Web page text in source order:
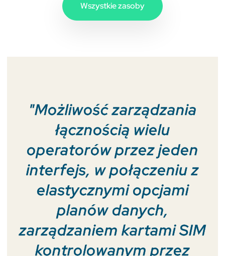
Wszystkie zasoby
"Możliwość zarządzania
łącznością wielu
operatorów przez jeden
interfejs, w połączeniu z
elastycznymi opcjami
planów danych,
zarządzaniem kartami SIM
kontrolowanym przez